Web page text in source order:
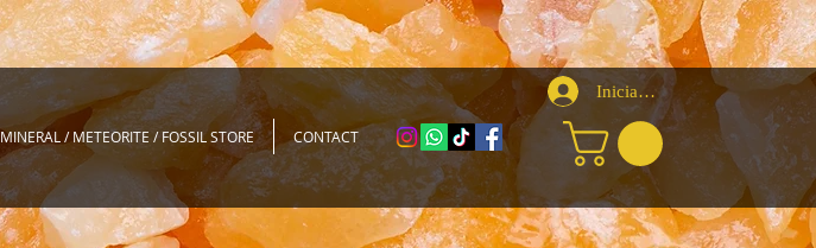
Iniciar sesión
MINERAL / METEORITE / FOSSIL STORE CONTACT